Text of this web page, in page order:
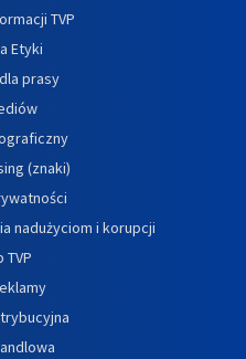
TVP
Etyki
prasy
(znaki)
nadużyciom i korupcji
TVP